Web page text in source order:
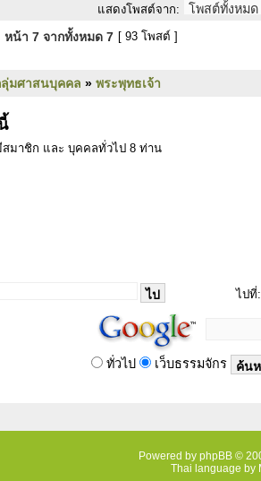
แสดงโพสต์จาก:
หน้า 7 จากทั้งหมด 7 [ 93 โพสต์ ]
ลุ่มศาสนบุคคล » พระพุทธเจ้า
มาชิก และ บุคคลทั่วไป 8 ท่าน
ไปที่:
ทั่วไป เว็บธรรมจักร
Powered by phpBB ©
Thai language by